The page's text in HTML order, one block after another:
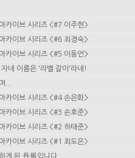
카이브 시리즈 <#7 이주헌>
카이브 시리즈 <#6 최경숙>
카이브 시리즈 <#5 이동언>
네 이름은 '라벨 갈이'라네!
...
카이브 시리즈 <#4 손은화>
카이브 시리즈 <#3 손호준>
카이브 시리즈 <#2 하태준>
카이브 시리즈 <#1 최도은>
게 된 丹風입니다.